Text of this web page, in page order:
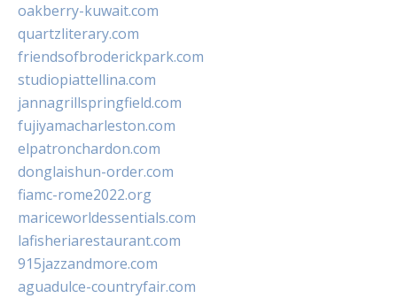
oakberry-kuwait.com
quartzliterary.com
friendsofbroderickpark.com
studiopiattellina.com
jannagrillspringfield.com
fujiyamacharleston.com
elpatronchardon.com
donglaishun-order.com
fiamc-rome2022.org
mariceworldessentials.com
lafisheriarestaurant.com
915jazzandmore.com
aguadulce-countryfair.com